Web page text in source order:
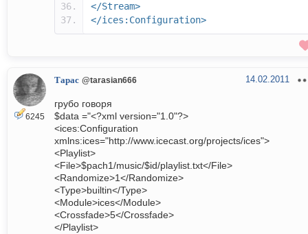
</Stream>
</ices:Configuration>
6245
Тарас @tarasian666 14.02.2011
грубо говоря
$data ="<?xml version="1.0"?>
<ices:Configuration
xmlns:ices="http://www.icecast.org/projects/ices">
<Playlist>
<File>$pach1/music/$id/playlist.txt</File>
<Randomize>1</Randomize>
<Type>builtin</Type>
<Module>ices</Module>
<Crossfade>5</Crossfade>
</Playlist>